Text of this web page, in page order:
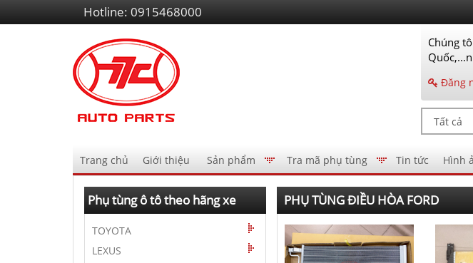
Hotline: 0915468000
Chúng
Đăng
hướng
AutoPart
Trang chủ Giới thiệu Sản phẩm Tra mã phụ tùng Tin tức Hình
PHỤ TÙNG ĐIỀU HÒA FORD
Phụ tùng ô tô theo hãng xe
TOYOTA
LEXUS